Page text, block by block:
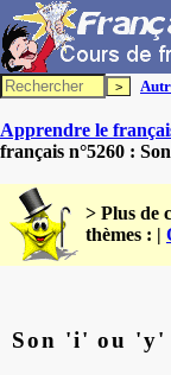
Apprendre le
français n°5260 :
> Plus de
thèmes : |
Son 'i' ou 'y'